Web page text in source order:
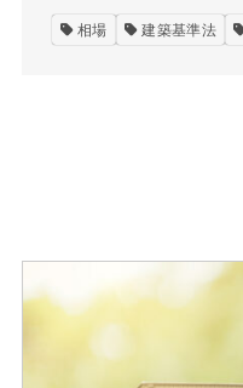
相場 建築基準法